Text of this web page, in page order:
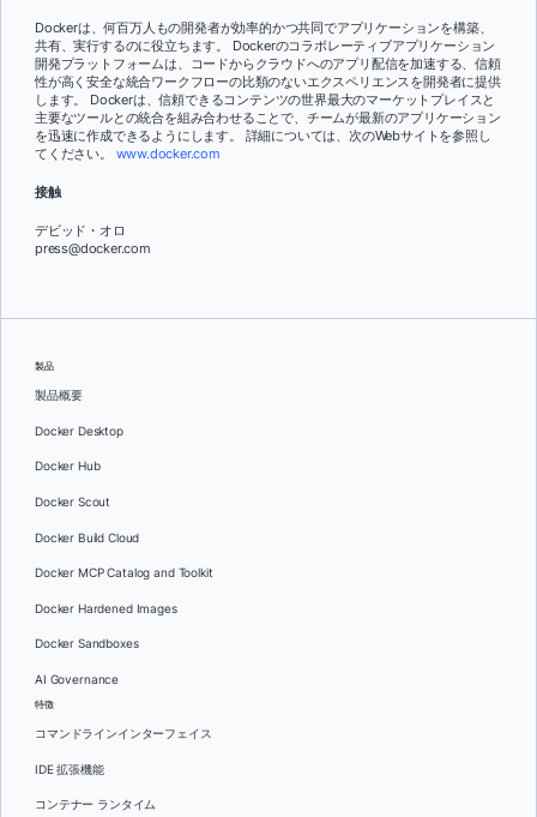
Dockerは、何百万人もの開発者が効率的かつ共同でアプリケーションを構築、
共有、実行するのに役立ちます。 Dockerのコラボレーティブアプリケーション
開発プラットフォームは、コードからクラウドへのアプリ配信を加速する、信頼
性が高く安全な統合ワークフローの比類のないエクスペリエンスを開発者に提供
します。 Dockerは、信頼できるコンテンツの世界最大のマーケットプレイスと
主要なツールとの統合を組み合わせることで、チームが最新のアプリケーション
を迅速に作成できるようにします。 詳細については、次のWebサイトを参照し
てください。
www.docker.com
接触
デビッド・オロ
press@docker.com
製品
製品概要
Docker Desktop
Docker Hub
Docker Scout
Docker Build Cloud
Docker MCP Catalog and Toolkit
Docker Hardened Images
Docker Sandboxes
AI Governance
特徴
コマンドラインインターフェイス
IDE 拡張機能
コンテナー ランタイム